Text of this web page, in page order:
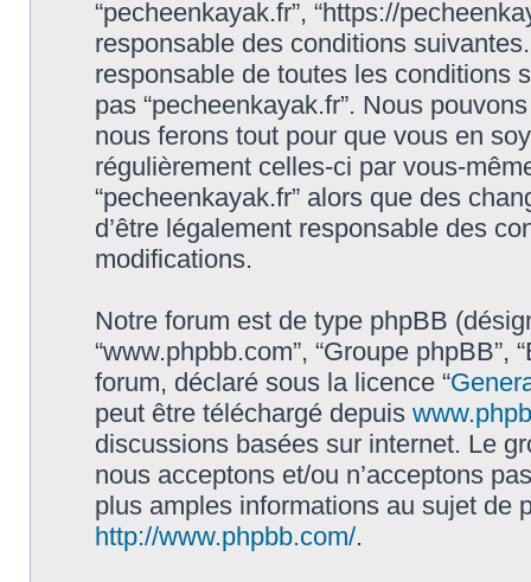
“pecheenkayak.fr”, “https://
responsable des conditions
responsable de toutes les conditions
pas “pecheenkayak.fr”. Nous
nous ferons tout pour que vous en
régulièrement celles-ci par vous-
“pecheenkayak.fr” alors que des
d’être légalement responsable des
modifications.
Notre forum est de type phpBB
“www.phpbb.com”, “Groupe
forum, déclaré sous la licence “
peut être téléchargé depuis
discussions basées sur internet. Le
nous acceptons et/ou n’acceptons
plus amples informations au sujet de
http://www.phpbb.com/.